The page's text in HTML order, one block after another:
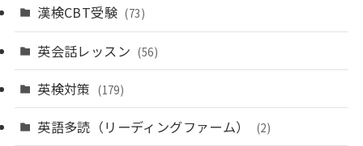
漢検CBT受験 (73)
英会話レッスン (56)
英検対策 (179)
英語多読（リーディングファーム） (2)